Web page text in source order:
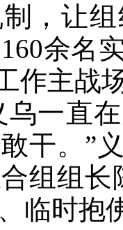
，让
余名
作主战
乌一直
干。”
组组
临时抱